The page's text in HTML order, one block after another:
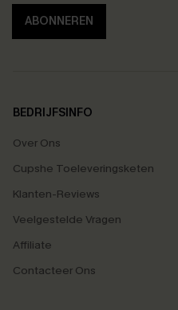
ABONNEREN
BEDRIJFSINFO
Over Ons
Cupshe Toeleveringsketen
Klanten-Reviews
Veelgestelde Vragen
Affiliate
Contacteer Ons